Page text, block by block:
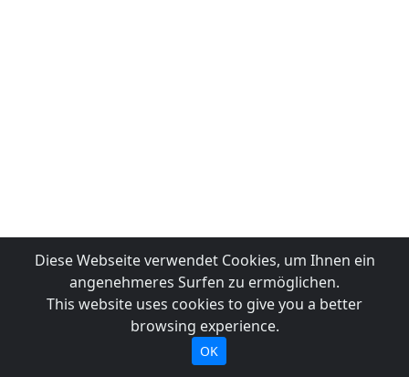
Diese Webseite verwendet Cookies, um Ihnen ein
angenehmeres Surfen zu ermöglichen.
This website uses cookies to give you a better
browsing experience.
OK